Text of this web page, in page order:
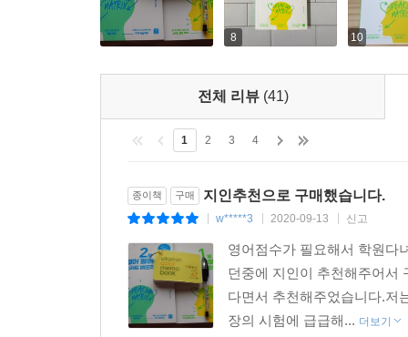
8 10
전체 리뷰 (41)
1 2 3 4
종이책 구매 지인추천으로 구매했습니다.
w*****3 2020-09-13 신고
영어점수가 필요해서 학원다
던중에 지인이 추천해주어서
다면서 추천해주었습니다.저
장의 시험에 급급해... 더보기